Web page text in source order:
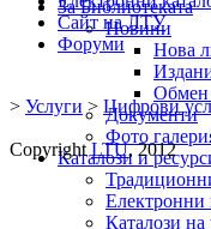
За Библиотеката
Новини
Нова
Обмен
Документи
Фото
Каталози и
Електронни
Каталози на
Сайт на ЛТУ
Форуми
> Услуги > Цифрови
Copyright LTU, 2012